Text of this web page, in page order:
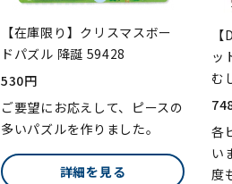
【在庫限り】クリスマスボー
ドパズル 降誕 59428
530円
ご要望にお応えして、ピースの
多いパズルを作りました。
詳細を見る
ッ
む
各
い
度